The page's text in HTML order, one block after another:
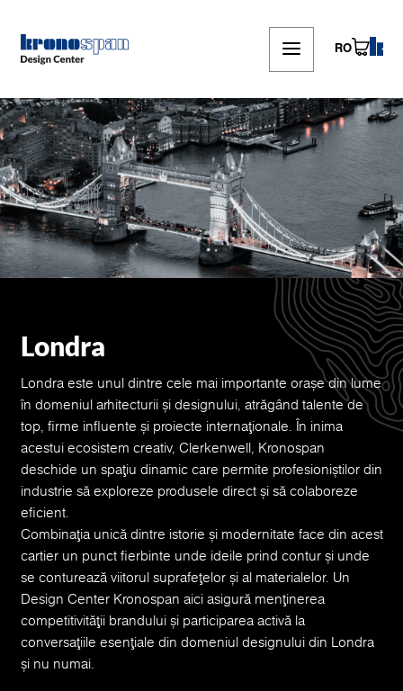
content
RO
Londra
Londra este unul dintre cele mai importante orașe din lume
în domeniul arhitecturii și designului, atrăgând talente de
top, firme influente și proiecte internaționale. În inima
acestui ecosistem creativ, Clerkenwell, Kronospan
deschide un spațiu dinamic care permite profesioniștilor din
industrie să exploreze produsele direct și să colaboreze
eficient.
Combinația unică dintre istorie și modernitate face din acest
cartier un punct fierbinte unde ideile prind contur și unde
se conturează viitorul suprafețelor și al materialelor. Un
Design Center Kronospan aici asigură menținerea
competitivității brandului și participarea activă la
conversațiile esențiale din domeniul designului din Londra
și nu numai.